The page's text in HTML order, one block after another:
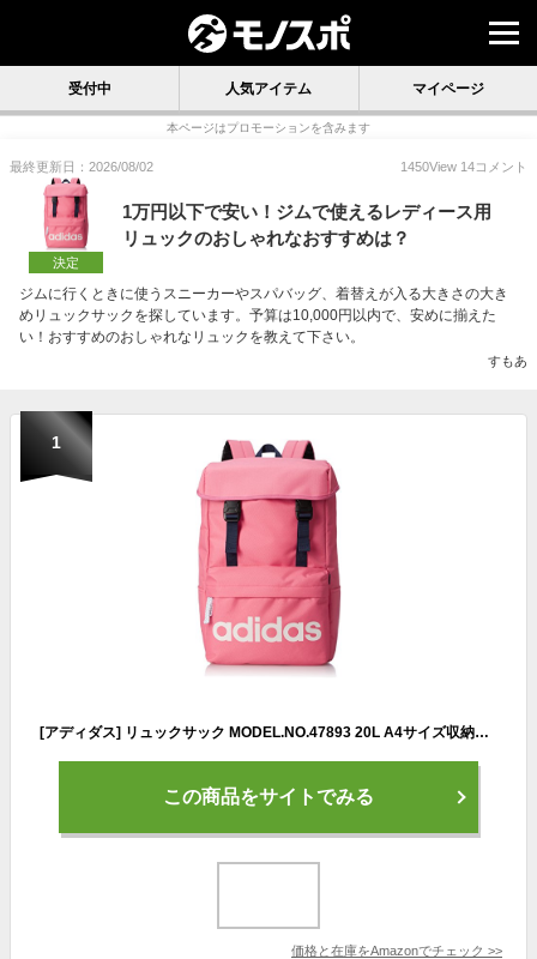
受付中 人気アイテム マイページ
本ページはプロモーションを含みます
最終更新日：2026/08/02 1450View 14コメント
決定
1万円以下で安い！ジムで使えるレディース用
リュックのおしゃれなおすすめは？
ジムに行くときに使うスニーカーやスパバッグ、着替えが入る大きさの大き
めリュックサックを探しています。予算は10,000円以内で、安めに揃えた
い！おすすめのおしゃれなリュックを教えて下さい。
すもあ
1
[アディダス] リュックサック MODEL.NO.47893 20L A4サイズ収納可 ユニセックス かぶせタイプ リアルピンク(ピンク×ホワイト)
この商品をサイトでみる
価格と在庫をAmazonでチェック >>